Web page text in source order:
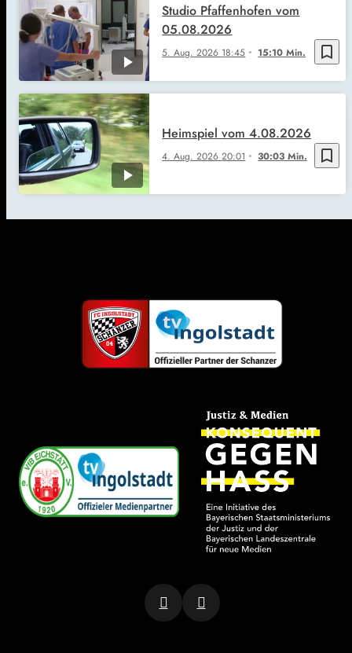
bookmark_border
5. Aug. 2026 18:45 15:10 Min.
Studio Pfaffenhofen vom
05.08.2026
bookmark_border
4. Aug. 202620:01 30:03 Min.
Heimspiel vom 4.08.2026